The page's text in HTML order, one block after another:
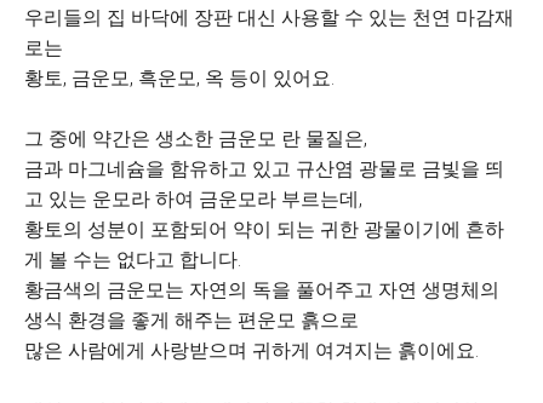
우리들의 집 바닥에 장판 대신 사용할 수 있는 천연 마감재
로는
황토, 금운모, 흑운모, 옥 등이 있어요.
그 중에 약간은 생소한 금운모 란 물질은,
금과 마그네슘을 함유하고 있고 규산염 광물로 금빛을 띄
고 있는 운모라 하여 금운모라 부르는데,
황토의 성분이 포함되어 약이 되는 귀한 광물이기에 흔하
게 볼 수는 없다고 합니다.
황금색의 금운모는 자연의 독을 풀어주고 자연 생명체의
생식 환경을 좋게 해주는 편운모 흙으로
많은 사람에게 사랑받으며 귀하게 여겨지는 흙이에요.